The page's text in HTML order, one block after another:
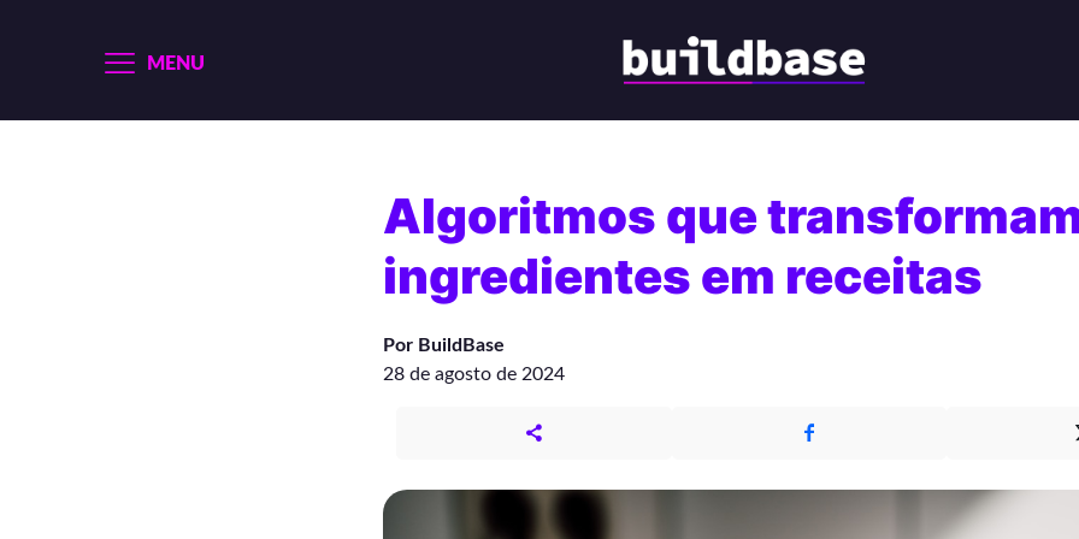
MENU
Algoritmos que
ingredientes em receitas
Por BuildBase
28 de agosto de 2024